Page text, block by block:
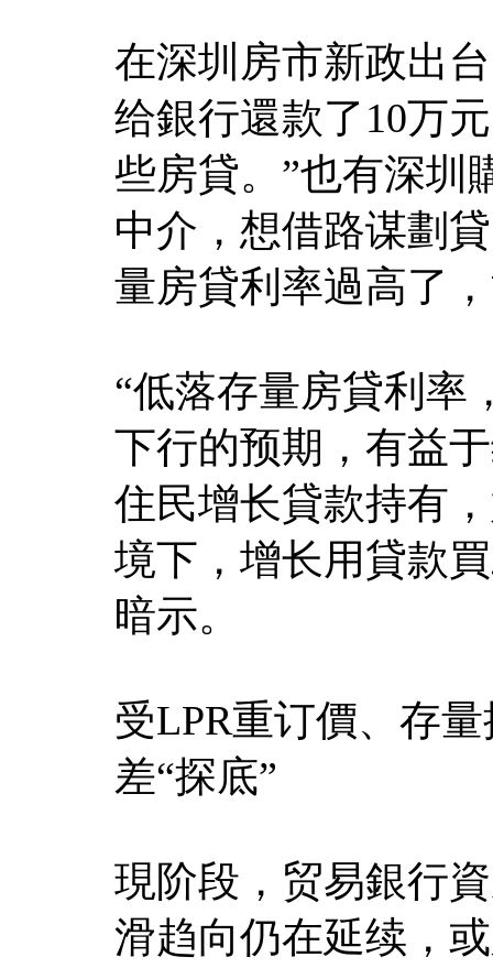
在深圳房市新政出
给銀行還款了10万
些房貸。”也有深圳
中介，想借路谋劃
量房貸利率過高了
“低落存量房貸利率
下行的预期，有益
住民增长貸款持有
境下，增长用貸款
暗示。
受LPR重订價、存
差“探底”
現阶段，贸易銀行
滑趋向仍在延续，